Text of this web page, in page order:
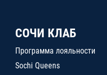
СОЧИ КЛАБ
Программа лояльности
Sochi Queens